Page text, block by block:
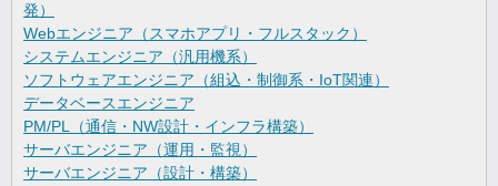
発）
Webエンジニア（スマホアプリ・フルスタック）
システムエンジニア（汎用機系）
ソフトウェアエンジニア（組込・制御系・IoT関連）
データベースエンジニア
PM/PL（通信・NW設計・インフラ構築）
サーバエンジニア（運用・監視）
サーバエンジニア（設計・構築）